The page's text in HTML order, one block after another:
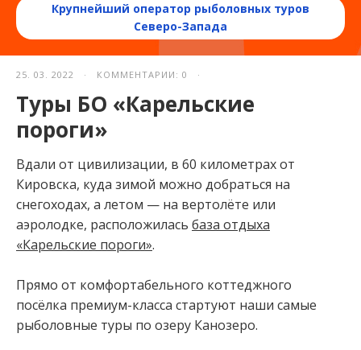
Крупнейший оператор рыболовных туров
Северо-Запада
25. 03. 2022 · КОММЕНТАРИИ: 0 ·
Туры БО «Карельские
пороги»
Вдали от цивилизации, в 60 километрах от
Кировска, куда зимой можно добраться на
снегоходах, а летом — на вертолёте или
аэролодке, расположилась база отдыха
«Карельские пороги».
Прямо от комфортабельного коттеджного
посёлка премиум-класса стартуют наши самые
рыболовные туры по озеру Канозеро.⁣⁣⠀